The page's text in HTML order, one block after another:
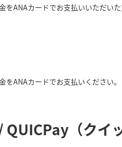
をANAカードでお支払いいただい
ANAカードでお支払いください。
（クイ